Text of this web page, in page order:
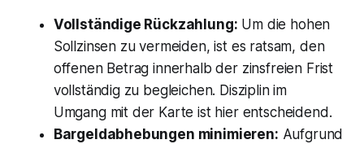
Vollständige Rückzahlung: Um die hohen
Sollzinsen zu vermeiden, ist es ratsam, den
offenen Betrag innerhalb der zinsfreien Frist
vollständig zu begleichen. Disziplin im
Umgang mit der Karte ist hier entscheidend.
Bargeldabhebungen minimieren: Aufgrund